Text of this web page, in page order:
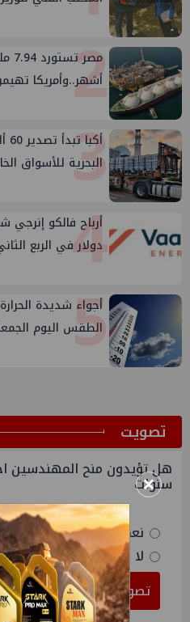
2
أشهر..وأمريكا
3
البحرية للأسواق
4
دولار في الربع الثاني
5
أجواء شديدة
الطقس اليوم الجمعة 7 أغسطس
ﺗﺼﻮﻳﺖ
هل تؤيدون منح المهندسين
سنوات
نعم
لا
تصويت
النتائج
×